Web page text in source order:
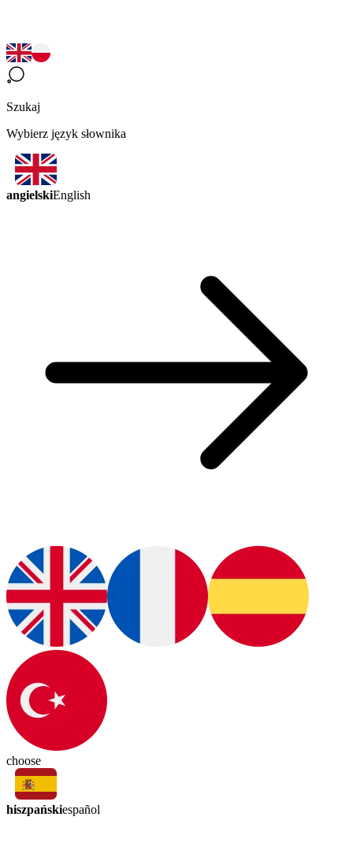
Szukaj
Wybierz język słownika
angielskiEnglish
choose
hiszpańskiespañol